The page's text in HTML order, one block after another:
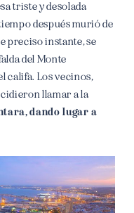
triste y desolada
después murió de
preciso instante, se
del Monte
califa. Los vecinos,
llamar a la
dando lugar a